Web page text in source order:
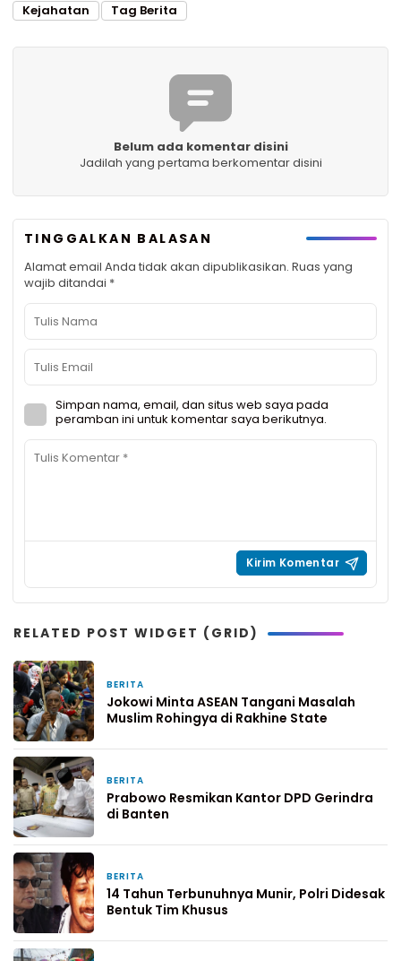
Kejahatan Tag Berita
Belum ada komentar disini
Jadilah yang pertama berkomentar disini
TINGGALKAN BALASAN
Alamat email Anda tidak akan dipublikasikan. Ruas yang
wajib ditandai *
Simpan nama, email, dan situs web saya pada
peramban ini untuk komentar saya berikutnya.
RELATED POST WIDGET (GRID)
BERITA
Jokowi Minta ASEAN Tangani Masalah
Muslim Rohingya di Rakhine State
BERITA
Prabowo Resmikan Kantor DPD Gerindra
di Banten
BERITA
14 Tahun Terbunuhnya Munir, Polri Didesak
Bentuk Tim Khusus